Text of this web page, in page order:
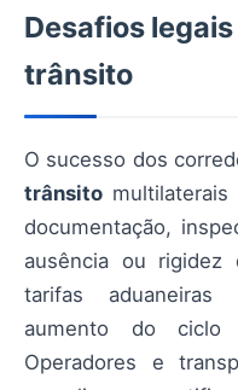
Desafios
trânsito
O sucesso dos
trânsito
documentação,
ausência ou rigidez
tarifas aduaneiras
aumento do ciclo
Operadores e